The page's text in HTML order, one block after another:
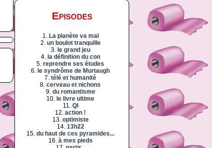
Episodes
1. La planète va mal
2. un boulot tranquille
3. le grand jeu
4. la définition du con
5. reprendre ses études
6. le syndrôme de Murtaugh
7. télé et humanité
8. cerveau et nichons
9. du romantisme
10. le livre ultime
11. QI
12. action !
13. optimiste
14. 13h22
15. du haut de ces pyramides...
16. à mes pieds